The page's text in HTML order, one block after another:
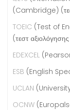
(Cambridge)
TOEIC (Test of
(τεστ
EDEXCEL
ESB (English
UCLAN
OCNW